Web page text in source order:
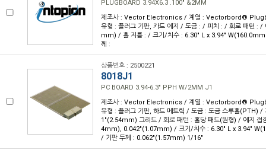
PLUGBOARD 3.94X6.3 .100" &2MM
제조사 : Vector Electronics / 계열 : Vectorbord®
유형 : 플러그 기판, 카드 에지 / 도금 : / 피치 : / 회로 패턴 : /
mm) / 홀 지름 : / 크기/치수 : 6.30" L x 3.94"
께 :
상품번호 : 2500221
8018J1
PC BOARD 3.94-6.3" PPH W/2MM J1
제조사 : Vector Electronics / 계열 : Vectorbord®
유형 : 플러그 기판, 하드 메트릭 / 도금 : 도금 스루홀(PTH)
1"(2.54mm) 그리드 / 회로 패턴 : 홀당 패드(원형) / 에지 접
4mm), 0.042"(1.07mm) / 크기/치수 : 6.30" L x 3.94"
/ 기판 두께 : 0.062"(1.57mm) 1/16"